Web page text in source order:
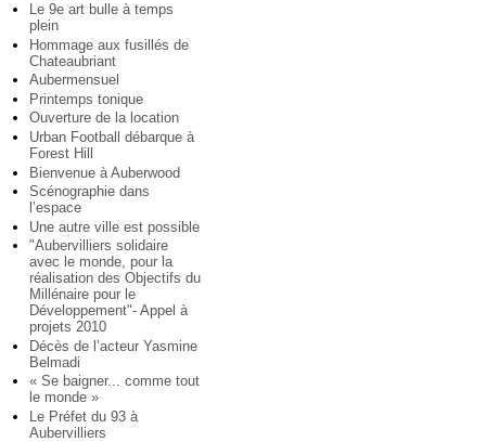
Le 9e art bulle à temps
plein
Hommage aux fusillés de
Chateaubriant
Aubermensuel
Printemps tonique
Ouverture de la location
Urban Football débarque à
Forest Hill
Bienvenue à Auberwood
Scénographie dans
l’espace
Une autre ville est possible
"Aubervilliers solidaire
avec le monde, pour la
réalisation des Objectifs du
Millénaire pour le
Développement"- Appel à
projets 2010
Décès de l’acteur Yasmine
Belmadi
« Se baigner... comme tout
le monde »
Le Préfet du 93 à
Aubervilliers